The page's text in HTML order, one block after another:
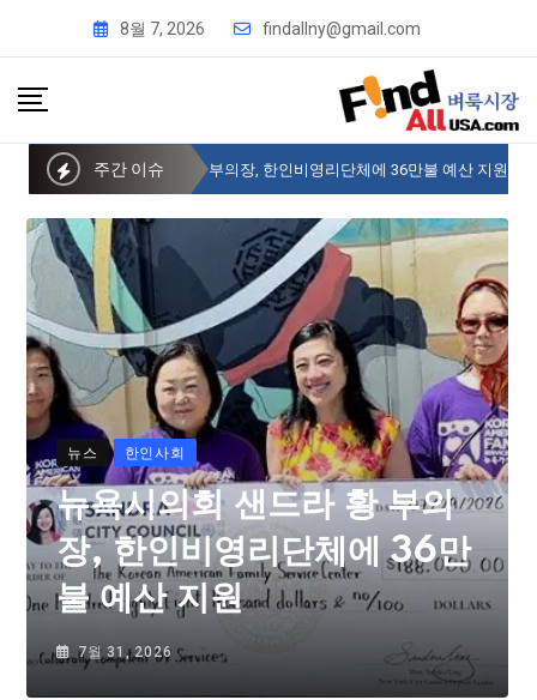
8월 7, 2026 findallny@gmail.com
주간 이슈
뉴욕시의회 샌드라 황 부의장, 한인비영리단체에 36만불 예산 지원
뉴스 한인사회
뉴욕시의회 샌드라 황 부의
장, 한인비영리단체에 36만
불 예산 지원
7월 31, 2026